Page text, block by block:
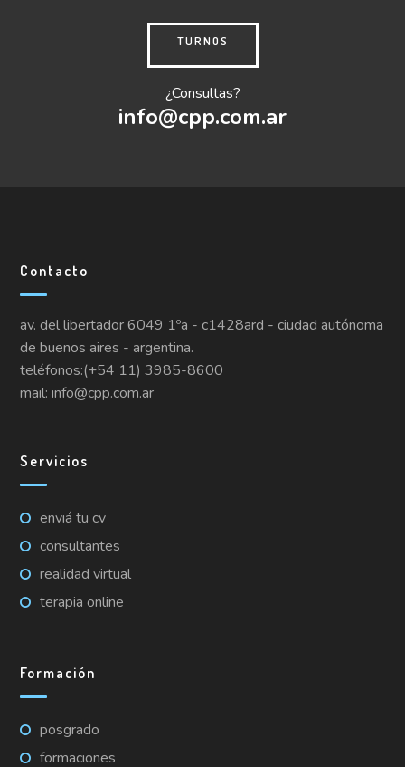
TURNOS
¿Consultas?
info@cpp.com.ar
Contacto
av. del libertador 6049 1ºa - c1428ard - ciudad autónoma
de buenos aires - argentina.
teléfonos:(+54 11) 3985-8600
mail: info@cpp.com.ar
Servicios
enviá tu cv
consultantes
realidad virtual
terapia online
Formación
posgrado
formaciones